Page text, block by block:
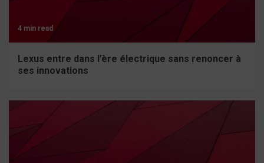
4 min read
Lexus entre dans l’ère électrique sans renoncer à
ses innovations